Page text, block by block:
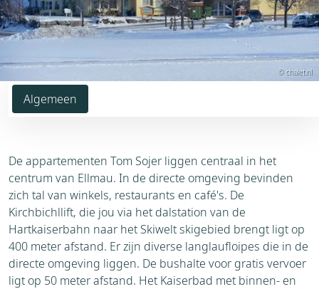
Algemeen
© chalet.nl
De appartementen Tom Sojer liggen centraal in het
centrum van Ellmau. In de directe omgeving bevinden
zich tal van winkels, restaurants en café's. De
Kirchbichllift, die jou via het dalstation van de
Hartkaiserbahn naar het Skiwelt skigebied brengt ligt op
400 meter afstand. Er zijn diverse langlaufloipes die in de
directe omgeving liggen. De bushalte voor gratis vervoer
ligt op 50 meter afstand. Het Kaiserbad met binnen- en